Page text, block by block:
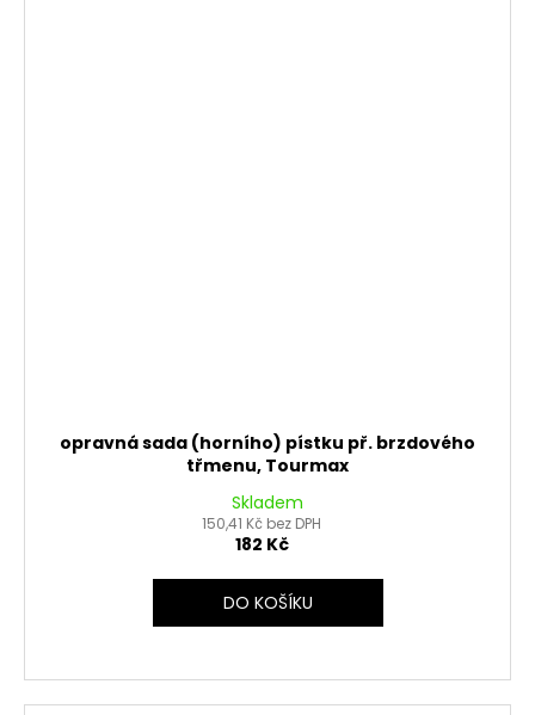
opravná sada (horního) pístku př. brzdového
třmenu, Tourmax
Skladem
150,41 Kč bez DPH
182 Kč
DO KOŠÍKU